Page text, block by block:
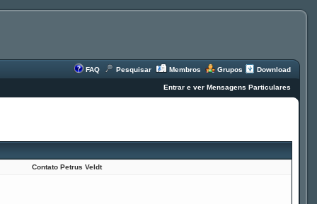
FAQ Pesquisar Membros Grupos Download
Entrar e ver Mensagens Particulares
Contato Petrus Veldt